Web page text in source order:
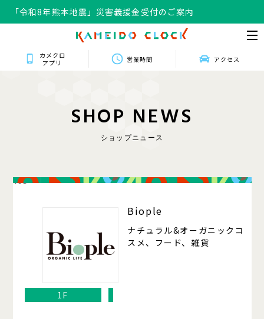
「令和8年熊本地震」災害義援金受付のご案内
カメクロ
アプリ
営業時間 アクセス
SHOP NEWS
ショップニュース
105
Biople
ナチュラル&オーガニックコ
スメ、フード、雑貨
1F